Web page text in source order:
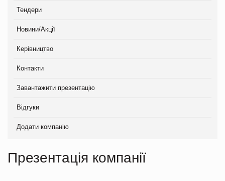
Тендери
Новини/Акції
Керівництво
Контакти
Завантажити презентацію
Відгуки
Додати компанію
Презентація компанії